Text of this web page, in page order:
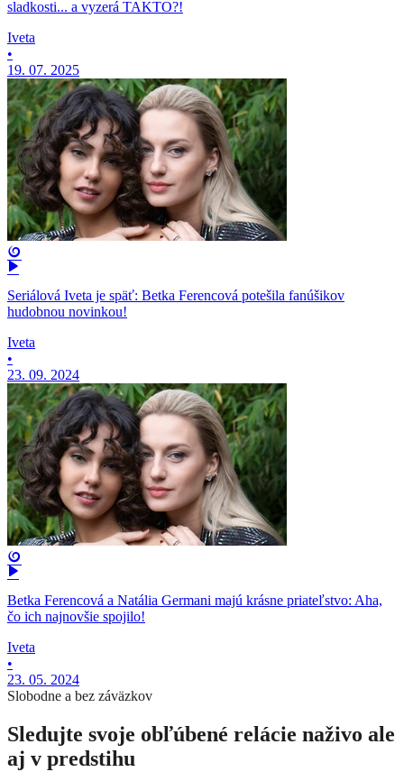
sladkosti... a vyzerá TAKTO?!
Iveta
•
19. 07. 2025
Seriálová Iveta je späť: Betka Ferencová potešila fanúšikov
hudobnou novinkou!
Iveta
•
23. 09. 2024
Betka Ferencová a Natália Germani majú krásne priateľstvo: Aha,
čo ich najnovšie spojilo!
Iveta
•
23. 05. 2024
Slobodne a bez záväzkov
Sledujte svoje obľúbené relácie naživo ale
aj v predstihu